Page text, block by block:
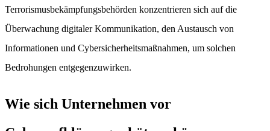
Terrorismusbekämpfungsbehörden konzentrieren sich auf die
Überwachung digitaler Kommunikation, den Austausch von
Informationen und Cybersicherheitsmaßnahmen, um solchen
Bedrohungen entgegenzuwirken.
Wie sich Unternehmen vor